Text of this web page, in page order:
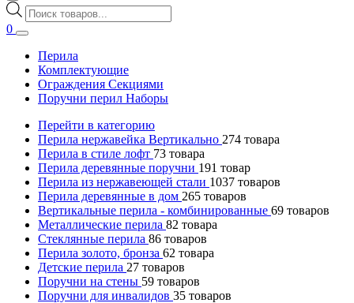
Поиск
товаров
0
Перила
Комплектующие
Ограждения Секциями
Поручни перил Наборы
Перейти в категорию
Перила нержавейка Вертикально 274 товара
Перила в стиле лофт 73 товара
Перила деревянные поручни 191 товар
Перила из нержавеющей стали 1037 товаров
Перила деревянные в дом 265 товаров
Вертикальные перила - комбинированные 69 товаров
Металлические перила 82 товара
Стеклянные перила 86 товаров
Перила золото, бронза 62 товара
Детские перила 27 товаров
Поручни на стены 59 товаров
Поручни для инвалидов 35 товаров